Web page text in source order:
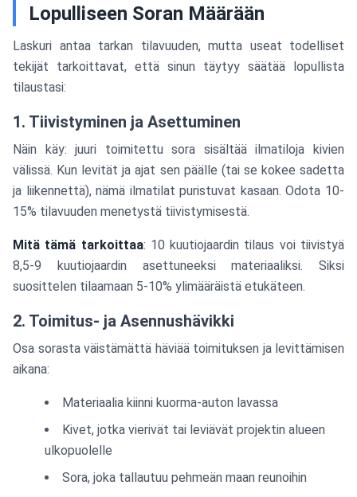
Lopulliseen Soran Määrään
Laskuri antaa tarkan tilavuuden, mutta useat todelliset
tekijät tarkoittavat, että sinun täytyy säätää lopullista
tilaustasi:
1. Tiivistyminen ja Asettuminen
Näin käy: juuri toimitettu sora sisältää ilmatiloja kivien
välissä. Kun levität ja ajat sen päälle (tai se kokee sadetta
ja liikennettä), nämä ilmatilat puristuvat kasaan. Odota 10-
15% tilavuuden menetystä tiivistymisestä.
Mitä tämä tarkoittaa: 10 kuutiojaardin tilaus voi tiivistyä
8,5-9 kuutiojaardin asettuneeksi materiaaliksi. Siksi
suosittelen tilaamaan 5-10% ylimääräistä etukäteen.
2. Toimitus- ja Asennushävikki
Osa sorasta väistämättä häviää toimituksen ja levittämisen
aikana:
Materiaalia kiinni kuorma-auton lavassa
Kivet, jotka vierivät tai leviävät projektin alueen
ulkopuolelle
Sora, joka tallautuu pehmeän maan reunoihin